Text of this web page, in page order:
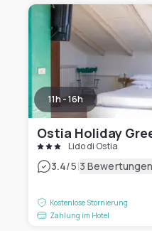
11h - 16h
Ostia Holiday
Lido di Ostia
3.4/5|3 Bewertungen
Kostenlose Stornierung
Zahlung im Hotel